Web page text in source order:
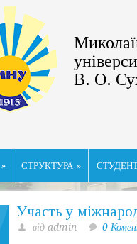
В. О.
» СТРУКТУРА »
Участь у
від admin 0